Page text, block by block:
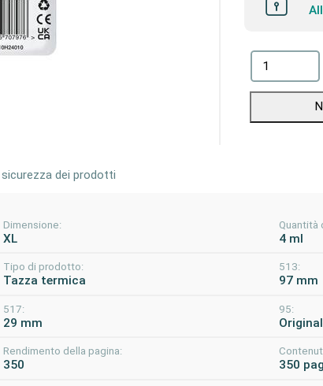
dei prodotti
Dimensione:
XL
Quantità
4 ml
Tipo di prodotto:
Tazza termica
513:
97 mm
517:
29 mm
95:
Rendimento della pagina:
350 350